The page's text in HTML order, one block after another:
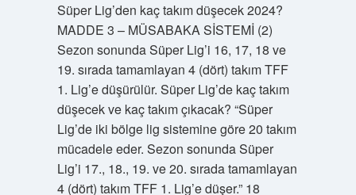
Süper Lig’den kaç takım düşecek 2024?
MADDE 3 – MÜSABAKA SİSTEMİ (2)
Sezon sonunda Süper Lig’i 16, 17, 18 ve
19. sırada tamamlayan 4 (dört) takım TFF
1. Lig’e düşürülür. Süper Lig’de kaç takım
düşecek ve kaç takım çıkacak? “Süper
Lig’de iki bölge lig sistemine göre 20 takım
mücadele eder. Sezon sonunda Süper
Lig’i 17., 18., 19. ve 20. sırada tamamlayan
4 (dört) takım TFF 1. Lig’e düşer.” 18